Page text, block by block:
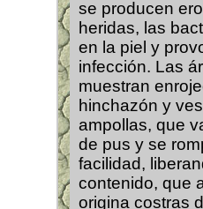
se producen
heridas, las
en la piel y
infección. Las
muestran
hinchazón y
ampollas, que
de pus y se
facilidad,
contenido, que
origina costras